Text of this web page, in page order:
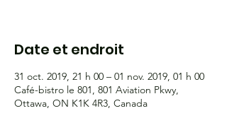
Date et endroit
31 oct. 2019, 21 h 00 – 01 nov. 2019, 01 h 00
Café-bistro le 801, 801 Aviation Pkwy,
Ottawa, ON K1K 4R3, Canada